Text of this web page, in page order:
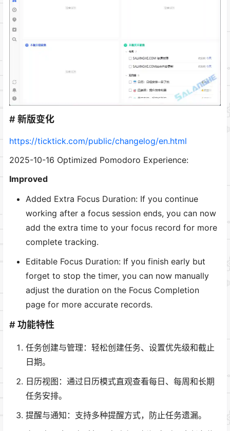
# 新版变化
https://ticktick.com/public/changelog/en.html
2025-10-16 Optimized Pomodoro Experience:
Improved
Added Extra Focus Duration: If you continue
working after a focus session ends, you can now
add the extra time to your focus record for more
complete tracking.
Editable Focus Duration: If you finish early but
forget to stop the timer, you can now manually
adjust the duration on the Focus Completion
page for more accurate records.
# 功能特性
任务创建与管理：轻松创建任务、设置优先级和截止
日期。
日历视图：通过日历模式直观查看每日、每周和长期
任务安排。
提醒与通知：支持多种提醒方式，防止任务遗漏。